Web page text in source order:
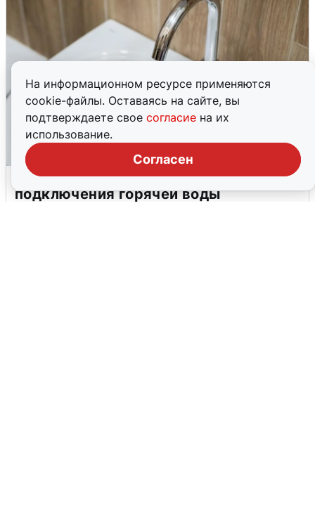
На информационном ресурсе применяются
cookie-файлы. Оставаясь на сайте, вы
подтверждаете свое согласие на их
использование.
Согласен
В Архангельске перенесли сроки
подключения горячей воды